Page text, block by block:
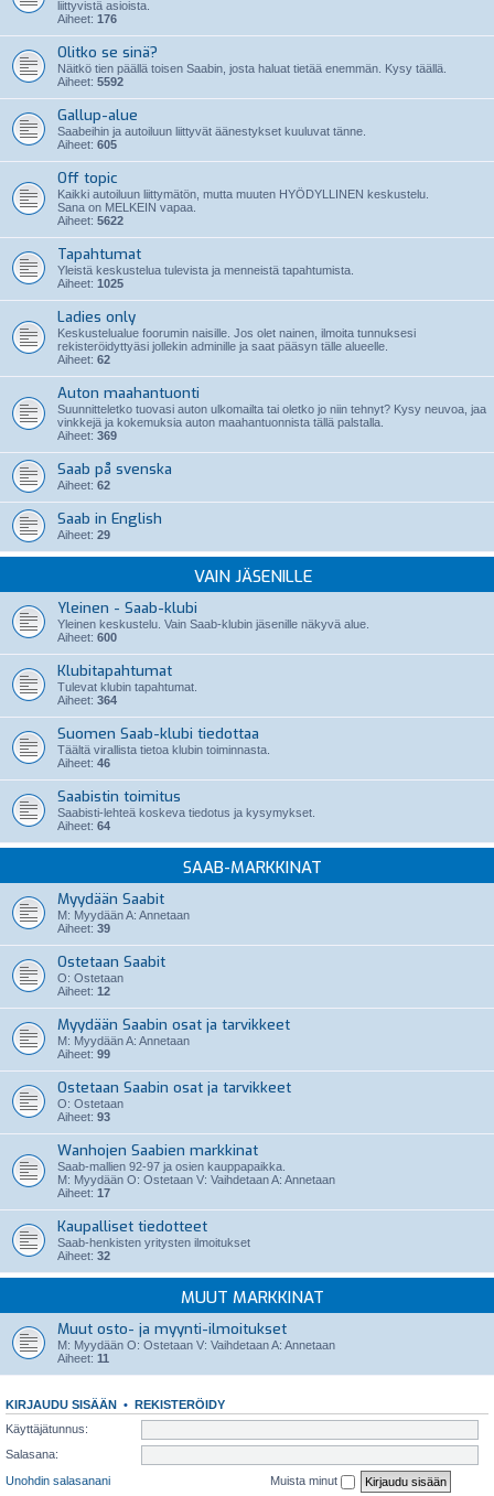
liittyvistä asioista.
Aiheet: 176
Olitko se sinä?
Näitkö tien päällä toisen Saabin, josta haluat tietää enemmän. Kysy täällä.
Aiheet: 5592
Gallup-alue
Saabeihin ja autoiluun liittyvät äänestykset kuuluvat tänne.
Aiheet: 605
Off topic
Kaikki autoiluun liittymätön, mutta muuten HYÖDYLLINEN keskustelu.
Sana on MELKEIN vapaa.
Aiheet: 5622
Tapahtumat
Yleistä keskustelua tulevista ja menneistä tapahtumista.
Aiheet: 1025
Ladies only
Keskustelualue foorumin naisille. Jos olet nainen, ilmoita tunnuksesi
rekisteröidyttyäsi jollekin adminille ja saat pääsyn tälle alueelle.
Aiheet: 62
Auton maahantuonti
Suunnitteletko tuovasi auton ulkomailta tai oletko jo niin tehnyt? Kysy neuvoa, jaa
vinkkejä ja kokemuksia auton maahantuonnista tällä palstalla.
Aiheet: 369
Saab på svenska
Aiheet: 62
Saab in English
Aiheet: 29
VAIN JÄSENILLE
Yleinen - Saab-klubi
Yleinen keskustelu. Vain Saab-klubin jäsenille näkyvä alue.
Aiheet: 600
Klubitapahtumat
Tulevat klubin tapahtumat.
Aiheet: 364
Suomen Saab-klubi tiedottaa
Täältä virallista tietoa klubin toiminnasta.
Aiheet: 46
Saabistin toimitus
Saabisti-lehteä koskeva tiedotus ja kysymykset.
Aiheet: 64
SAAB-MARKKINAT
Myydään Saabit
M: Myydään A: Annetaan
Aiheet: 39
Ostetaan Saabit
O: Ostetaan
Aiheet: 12
Myydään Saabin osat ja tarvikkeet
M: Myydään A: Annetaan
Aiheet: 99
Ostetaan Saabin osat ja tarvikkeet
O: Ostetaan
Aiheet: 93
Wanhojen Saabien markkinat
Saab-mallien 92-97 ja osien kauppapaikka.
M: Myydään O: Ostetaan V: Vaihdetaan A: Annetaan
Aiheet: 17
Kaupalliset tiedotteet
Saab-henkisten yritysten ilmoitukset
Aiheet: 32
MUUT MARKKINAT
Muut osto- ja myynti-ilmoitukset
M: Myydään O: Ostetaan V: Vaihdetaan A: Annetaan
Aiheet: 11
KIRJAUDU SISÄÄN • REKISTERÖIDY
Käyttäjätunnus:
Salasana:
Unohdin salasanani
Muista minut